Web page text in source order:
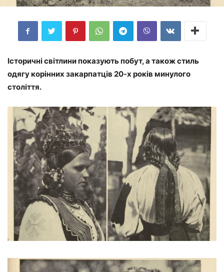
Історичні світлини показують побут, а також стиль
одягу корінних закарпатців 20-х років минулого
століття.